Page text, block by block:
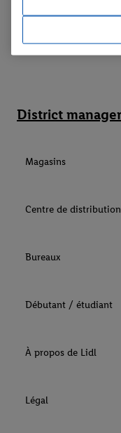
District manager
Magasins
Centre de distribution
Bureaux
Débutant / étudiant
À propos de Lidl
Légal